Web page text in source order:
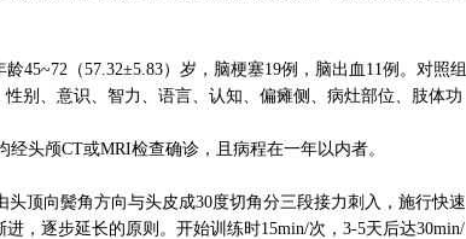
45~72（57.32±5.83）岁，脑梗塞19例，脑出血11例。对照组
别、意识、智力、语言、认知、偏瘫侧、病灶部位、肢体功
头颅CT或MRI检查确诊，且病程在一年以内者。
顶向鬓角方向与头皮成30度切角分三段接力刺入，施行快速
，逐步延长的原则。开始训练时15min/次，3-5天后达30min/